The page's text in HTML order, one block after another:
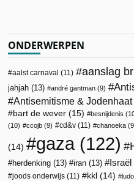
ONDERWERPEN
aalst carnaval (11) aanslag
jahjah (13) andré gantman (9)
Antisemitisme & Jodenhaat
bart de wever (15) besnijdenis
(10)
ccojb (9) cd&v (11) chanoeka
(14) gaza (122)
herdenking (13) iran (13) Israël
joods onderwijs (11) kkl (14)